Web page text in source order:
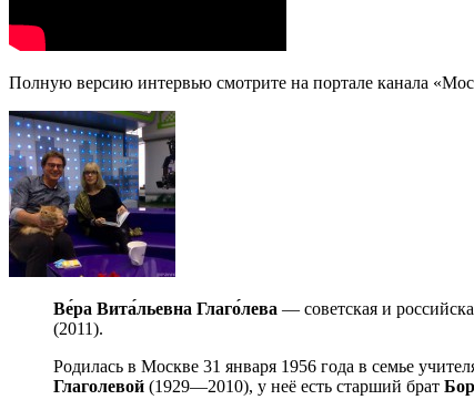
Полную версию интервью смотрите на портале канала
Ве́ра Вита́льевна Глаго́лева — советская и
(2011).
Родилась в Москве 31 января 1956 года в семье
Глаголевой (1929—2010), у неё есть старший брат